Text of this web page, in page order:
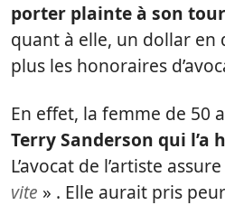
porter plainte à son tour
quant à elle, un dollar en
plus les honoraires
En effet, la femme de 50
Terry Sanderson qui l’a
L’avocat de l’artiste assure
vite » . Elle aurait pris